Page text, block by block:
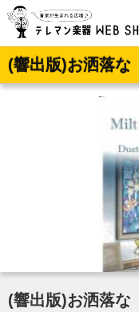
(響出版)お洒落な